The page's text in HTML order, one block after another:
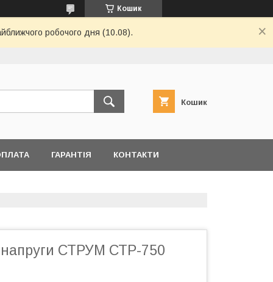
Кошик
робочого дня (10.08).
Кошик
ГАРАНТІЯ КОНТАКТИ
напруги СТРУМ СТР-750